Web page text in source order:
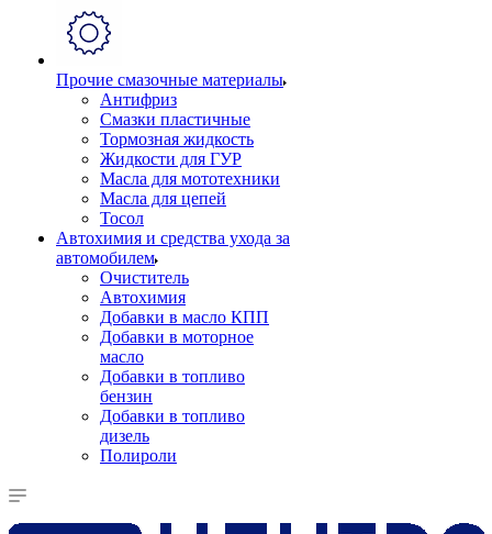
Прочие смазочные материалы
Антифриз
Смазки пластичные
Тормозная жидкость
Жидкости для ГУР
Масла для мототехники
Масла для цепей
Тосол
Автохимия и средства ухода за
автомобилем
Очиститель
Автохимия
Добавки в масло КПП
Добавки в моторное
масло
Добавки в топливо
бензин
Добавки в топливо
дизель
Полироли